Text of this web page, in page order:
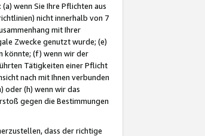
wenn Sie Ihre Pflichten aus
nicht innerhalb von 7
mit Ihrer
Zwecke genutzt wurde; (e)
könnte; (f) wenn wir der
Tätigkeiten einer Pflicht
nach mit Ihnen verbunden
oder (h) wenn wir das
gegen die Bestimmungen
dass der richtige